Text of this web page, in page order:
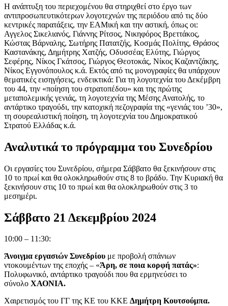
Η ανάπτυξη του περιεχομένου θα στηριχθεί στο έργο των
αντιπροσωπευτικότερων λογοτεχνών της περιόδου από τις δύο
κεντρικές παρατάξεις, την ΕΑΜική και την αστική, όπως οι:
Αγγελος Σικελιανός, Γιάννης Ρίτσος, Νικηφόρος Βρεττάκος,
Κώστας Βάρναλης, Σωτήρης Πατατζής, Κοσμάς Πολίτης, Θράσος
Καστανάκης, Δημήτρης Χατζής, Οδυσσέας Ελύτης, Γιώργος
Σεφέρης, Νίκος Γκάτσος, Γιώργος Θεοτοκάς, Νίκος Kαζαντζάκης,
Νίκος Εγγονόπουλος κ.ά. Εκτός από τις μονογραφίες θα υπάρχουν
θεματικές εισηγήσεις, ενδεικτικά: Για τη λογοτεχνία του Δεκέμβρη
του 44, την «ποίηση του στρατοπέδου» και της πρώτης
μεταπολεμικής γενιάς, τη λογοτεχνία της Μέσης Ανατολής, το
αντάρτικο τραγούδι, την κατοχική πεζογραφία της «γενιάς του ’30»,
τη σουρεαλιστική ποίηση, τη λογοτεχνία του Δημοκρατικού
Στρατού Ελλάδας κ.ά.
Αναλυτικά το πρόγραμμα του Συνεδρίου
Οι εργασίες του Συνεδρίου, σήμερα Σάββατο θα ξεκινήσουν στις
10 το πρωί και θα ολοκληρωθούν στις 8 το βράδυ. Την Κυριακή θα
ξεκινήσουν στις 10 το πρωί και θα ολοκληρωθούν στις 3 το
μεσημέρι.
Σάββατο 21 Δεκεμβρίου 2024
10:00 – 11:30:
Άνοιγμα εργασιών Συνεδρίου με προβολή σπάνιων
ντοκουμέντων της εποχής – «Άρη, σε ποια κορφή πατάς»:
Πολυφωνικό, αντάρτικο τραγούδι που θα ερμηνεύσει το
σύνολο ΧΑΟΝΙΑ.
Χαιρετισμός του ΓΓ της ΚΕ του ΚΚΕ Δημήτρη Κουτσούμπα.